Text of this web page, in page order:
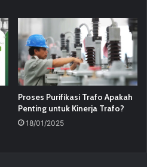
Proses Purifikasi Trafo Apakah
Penting untuk Kinerja Trafo?
18/01/2025